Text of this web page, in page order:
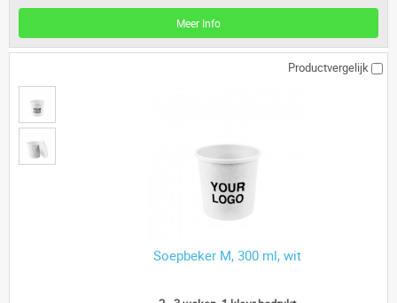
Meer Info
Productvergelijk
Soepbeker M, 300 ml, wit